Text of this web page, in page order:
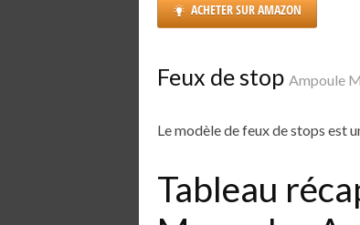
ACHETER SUR AMAZON
Feux de stop Ampoule
Le modèle de feux de stops est
Tableau